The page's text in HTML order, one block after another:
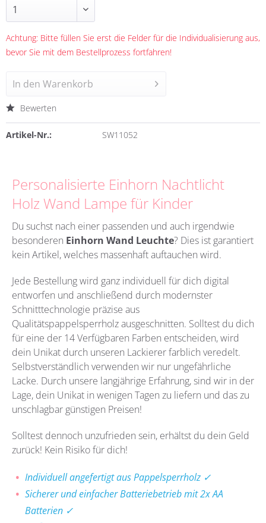
Achtung: Bitte füllen Sie erst die Felder für die Individualisierung aus,
bevor Sie mit dem Bestellprozess fortfahren!
In den Warenkorb
Bewerten
Artikel-Nr.: SW11052
Personalisierte Einhorn Nachtlicht
Holz Wand Lampe für Kinder
Du suchst nach einer passenden und auch irgendwie
besonderen Einhorn Wand Leuchte? Dies ist garantiert
kein Artikel, welches massenhaft auftauchen wird.
Jede Bestellung wird ganz individuell für dich digital
entworfen und anschließend durch modernster
Schnitttechnologie präzise aus
Qualitätspappelsperrholzausgeschnitten. Solltest du dich
für eine der 14 Verfügbaren Farben entscheiden, wird
dein Unikat durch unseren Lackierer farblich veredelt.
Selbstverständlich verwenden wir nur ungefährliche
Lacke. Durch unsere langjährige Erfahrung, sind wir in der
Lage, dein Unikat in wenigen Tagen zu liefern und das zu
unschlagbar günstigen Preisen!
Solltest dennoch unzufrieden sein, erhältst du dein Geld
zurück! Kein Risiko für dich!
Individuell angefertigt aus Pappelsperrholz ✓
Sicherer und einfacher Batteriebetrieb mit 2x AA
Batterien ✓